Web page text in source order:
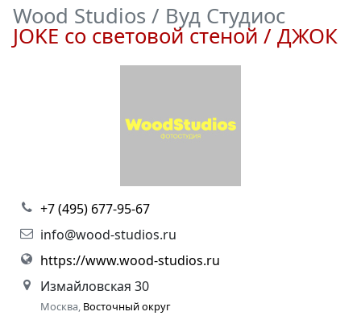
Wood Studios / Вуд Студиос
JOKE со световой стеной / ДЖОК
+7 (495) 677-95-67
info@wood-studios.ru
https://www.wood-studios.ru
Измайловская 30
Москва, Восточный округ